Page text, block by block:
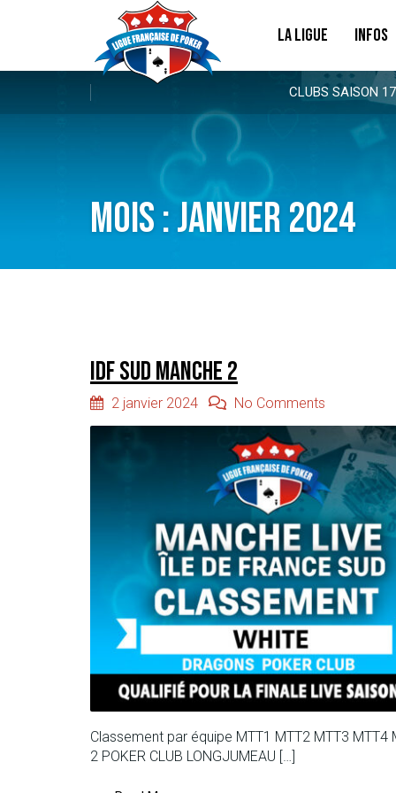
LA LIGUE INFOS
CLUBS SAISON 17
Mois :janvier 2024
IDF Sud manche 2
2 janvier 2024 No Comments
Classement par équipe MTT1 MTT2 MTT3 MTT4
2 POKER CLUB LONGJUMEAU […]